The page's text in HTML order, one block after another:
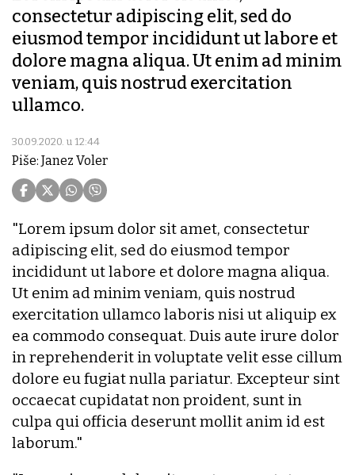
consectetur adipiscing elit, sed do
eiusmod tempor incididunt ut labore et
dolore magna aliqua. Ut enim ad minim
veniam, quis nostrud exercitation
ullamco.
30.09.2020. u 12:44
Piše: Janez Voler
"Lorem ipsum dolor sit amet, consectetur
adipiscing elit, sed do eiusmod tempor
incididunt ut labore et dolore magna aliqua.
Ut enim ad minim veniam, quis nostrud
exercitation ullamco laboris nisi ut aliquip ex
ea commodo consequat. Duis aute irure dolor
in reprehenderit in voluptate velit esse cillum
dolore eu fugiat nulla pariatur. Excepteur sint
occaecat cupidatat non proident, sunt in
culpa qui officia deserunt mollit anim id est
laborum."